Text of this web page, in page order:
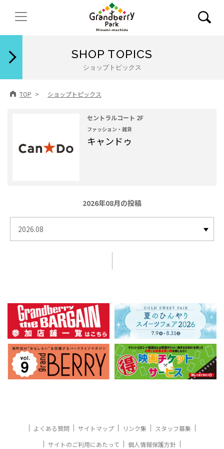
SHOP TOPICS
ショップトピックス
TOP ショップトピックス
セントラルコート 2F
ファッション・雑貨
キャンドゥ
2026年08月の投稿
閉じる
よくある質問 サイトマップ リンク集
スタッフ募集
サイトのご利用にあたって
個人情報保護方針